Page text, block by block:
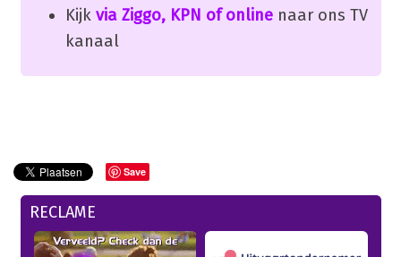
Kijk via Ziggo, KPN of onlinenaar ons TV
kanaal
Save
RECLAME